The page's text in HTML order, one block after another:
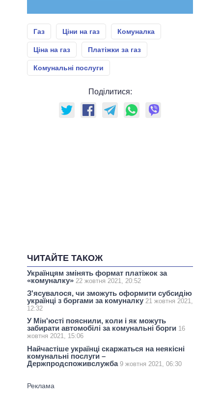
Газ Ціни на газ Комуналка
Ціна на газ Платіжки за газ
Комунальні послуги
Поділитися:
ЧИТАЙТЕ ТАКОЖ
Українцям змінять формат платіжок за
«комуналку» 22 жовтня 2021, 20:52
З'ясувалося, чи зможуть оформити субсидію
українці з боргами за комуналку 21 жовтня 2021,
12:32
У Мін'юсті пояснили, коли і як можуть
забирати автомобілі за комунальні борги 16
жовтня 2021, 15:06
Найчастіше українці скаржаться на неякісні
комунальні послуги –
Держпродспоживслужба 9 жовтня 2021, 06:30